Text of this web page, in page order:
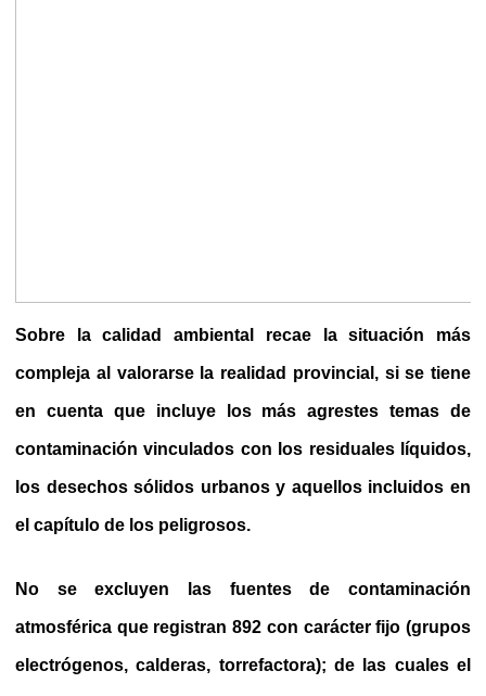
Sobre la calidad ambiental recae la situación más
compleja al valorarse la realidad provincial, si se tiene
en cuenta que incluye los más agrestes temas de
contaminación vinculados con los residuales líquidos,
los desechos sólidos urbanos y aquellos incluidos en
el capítulo de los peligrosos.
No se excluyen las fuentes de contaminación
atmosférica que registran 892 con carácter fijo (grupos
electrógenos, calderas, torrefactora); de las cuales el